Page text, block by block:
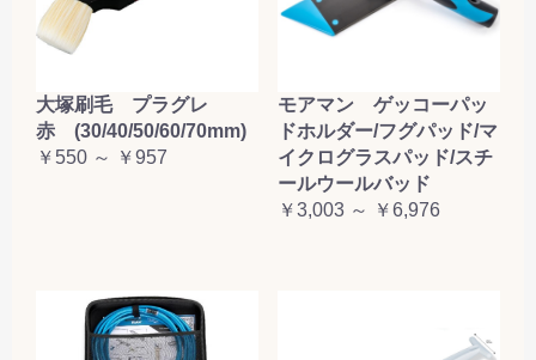
大塚刷毛 プラグレ
赤 (30/40/50/60/70mm)
￥550 ～ ￥957
モアマン ゲッコーパッ
ドホルダー/フグパッド/マ
イクログラスパッド/スチ
ールウールバッド
￥3,003 ～ ￥6,976